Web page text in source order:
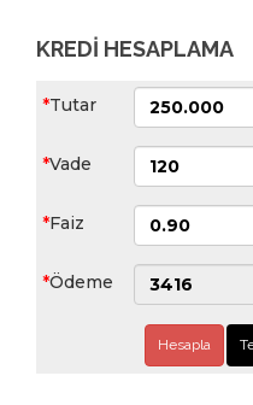
KREDİ HESAPLAMA
Tutar
Vade
Faiz
Ödeme
Hesapla